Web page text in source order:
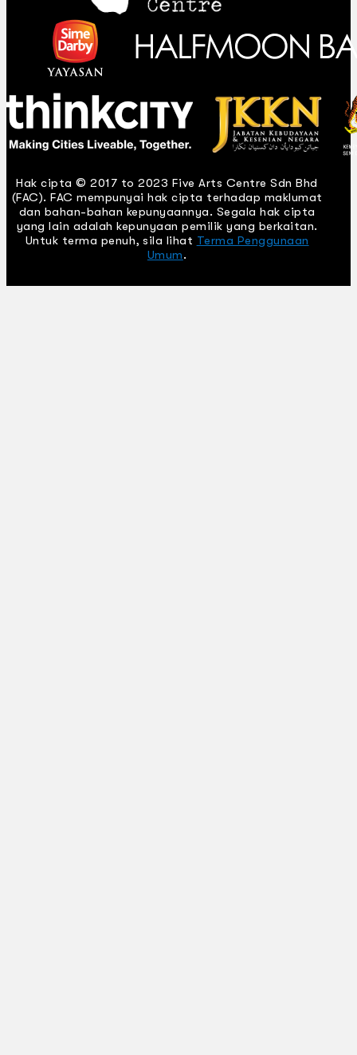
Hak cipta © 2017 to 2023 Five Arts Centre Sdn Bhd
(FAC). FAC mempunyai hak cipta terhadap maklumat
dan bahan-bahan kepunyaannya. Segala hak cipta
yang lain adalah kepunyaan pemilik yang berkaitan.
Untuk terma penuh, sila lihat Terma Penggunaan
Umum.